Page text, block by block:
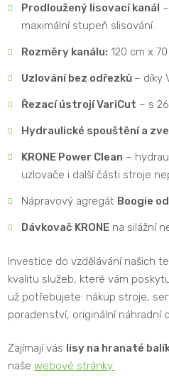
Prodloužený lisovací kanál
maximální stupeň slisování.
Rozměry kanálu: 120 cm x
Uzlování bez odřezků – díky
Řezací ústrojí VariCut – s
Hydraulické spouštění a
KRONE Power Clean –
uzlovače i další části stroje
Nápravový agregát Boogie od
Dávkovač KRONE na silážní
Investice do vzdělávání našich
kvalitu služeb, které vám
už potřebujete: nákup stroje,
poradenství, originální náhradní
Zajímají vás lisy na hranaté
našewebové stránky.